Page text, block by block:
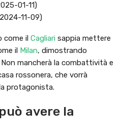
01-11)
11-09)
come il Cagliari sappia mettere
il Milan, dimostrando
mancherà la combattività e
rossonera, che vorrà
protagonista.
avere la